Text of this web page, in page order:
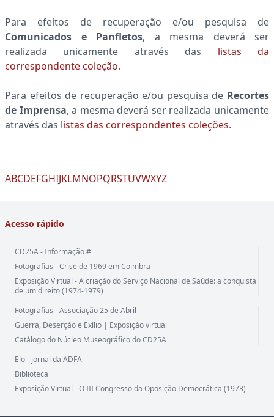
Para efeitos de recuperação e/ou pesquisa de
Comunicados e Panfletos, a mesma deverá ser
realizada unicamente através das listas da
correspondente coleção.
Para efeitos de recuperação e/ou pesquisa de Recortes
de Imprensa, a mesma deverá ser realizada unicamente
através das listas das correspondentes coleções.
ABCDEFGHIJKLMNOPQRSTUVWXYZ
Acesso rápido
CD25A - Informação #
Fotografias - Crise de 1969 em Coimbra
Exposição Virtual - A criação do Serviço Nacional de Saúde: a conquista
de um direito (1974-1979)
Fotografias - Associação 25 de Abril
Guerra, Deserção e Exílio | Exposição virtual
Catálogo do Núcleo Museográfico do CD25A
Elo - jornal da ADFA
Biblioteca
Exposição Virtual - O III Congresso da Oposição Democrática (1973)